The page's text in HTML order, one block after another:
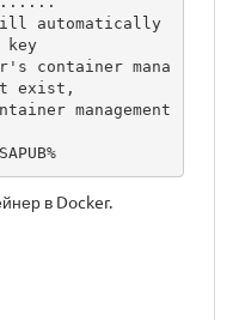
exist,
в Docker.